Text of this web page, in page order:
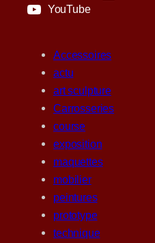
YouTube
Accessoires
actu
art sculpture
Carrosseries
course
exposition
maquettes
mobilier
peintures
prototype
technique